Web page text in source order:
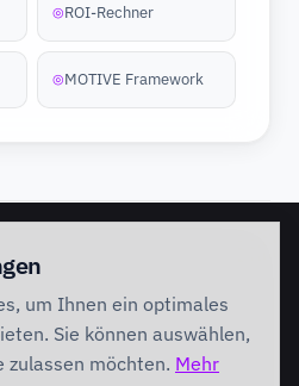
◎ROI-Rechner
◎MOTIVE Framework
Foundation
Performing
Branchenlösungen
um Ihnen ein optimales
Sie können auswählen,
zulassen möchten. Mehr